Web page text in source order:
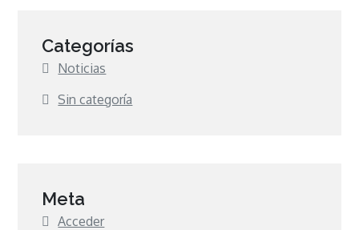
Categorías
Noticias
Sin categoría
Meta
Acceder